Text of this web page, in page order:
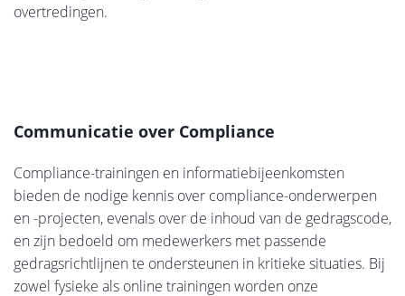
overtredingen.
Communicatie over Compliance
Compliance-trainingen en informatiebijeenkomsten
bieden de nodige kennis over compliance-onderwerpen
en -projecten, evenals over de inhoud van de gedragscode,
en zijn bedoeld om medewerkers met passende
gedragsrichtlijnen te ondersteunen in kritieke situaties. Bij
zowel fysieke als online trainingen worden onze